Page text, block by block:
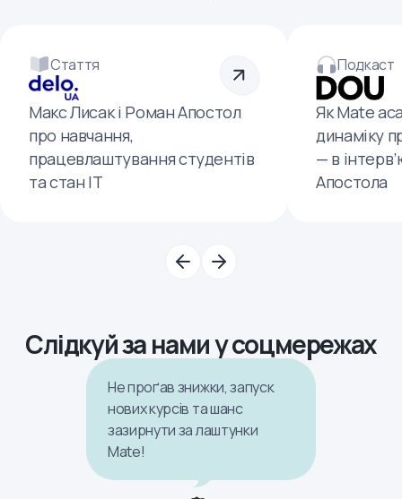
Стаття
Макс Лисак і Роман Апостол
про навчання,
працевлаштування студентів
та стан ІТ
Подкаст
Як Mate
динаміку
— в
Апостола
Слідкуй за нами у соцмережах
Не проґав знижки, запуск
нових курсів та шанс
зазирнути за лаштунки
Mate!